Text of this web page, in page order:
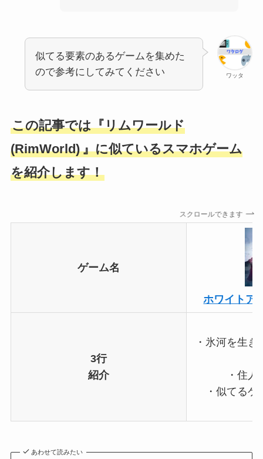
ワッタ
似てる要素のあるゲームを集めた
ので参考にしてみてください
この記事では『リムワールド
(RimWorld)』に似ているスマホゲーム
を紹介します！
スクロールできます
ゲーム名
ホワイトア
3行
紹介
・氷河を生
・住
・似てる
あわせて読みたい